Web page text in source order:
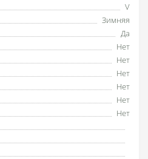
V
Зимняя
Да
Нет
Нет
Нет
Нет
Нет
Нет